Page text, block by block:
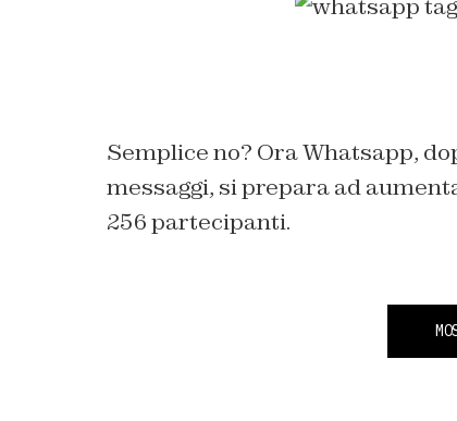
Semplice no? Ora Whatsapp,
messaggi, si prepara ad
256 partecipanti.